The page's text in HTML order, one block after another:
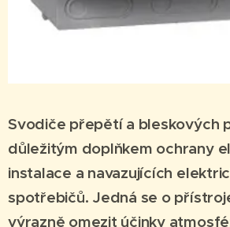
Svodiče přepětí a bleskových
důležitým doplňkem ochrany
instalace a navazujících
spotřebičů. Jedná se o
výrazně omezit účinky